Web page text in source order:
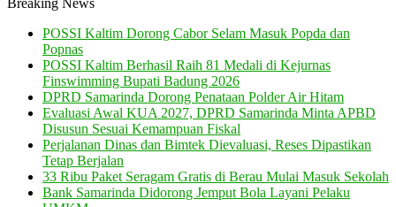
Breaking News
POSSI Kaltim Dorong Cabor Selam Masuk Popda dan
Popnas
POSSI Kaltim Berhasil Raih 81 Medali di Kejurnas
Finswimming Bupati Badung 2026
DPRD Samarinda Dorong Penataan Polder Air Hitam
Evaluasi Awal KUA 2027, DPRD Samarinda Minta APBD
Disusun Sesuai Kemampuan Fiskal
Perjalanan Dinas dan Bimtek Dievaluasi, Reses Dipastikan
Tetap Berjalan
33 Ribu Paket Seragam Gratis di Berau Mulai Masuk Sekolah
Bank Samarinda Didorong Jemput Bola Layani Pelaku